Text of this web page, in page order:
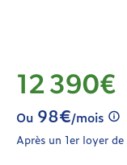
12 390€
Ou 98€/mois
Après un 1er loyer de